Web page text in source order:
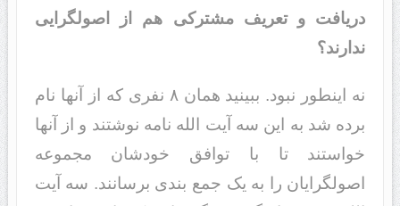
دریافت و تعریف مشترکی هم از اصولگرایی
ندارند؟
نه اینطور نبود. ببینید همان ۸ نفری که از آنها نام
برده شد به این سه آیت الله نامه نوشتند و از آنها
خواستند تا با توافق خودشان مجموعه
اصولگرایان را به یک جمع بندی برسانند. سه آیت